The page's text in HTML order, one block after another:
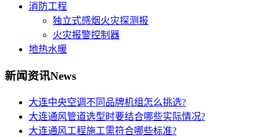
消防工程
独立式感烟火灾探测报
火灾报警控制器
地热水暖
新闻资讯News
大连中央空调不同品牌机组怎么挑选?
大连通风管道选型时要结合哪些实际情况?
大连通风工程施工需符合哪些标准?